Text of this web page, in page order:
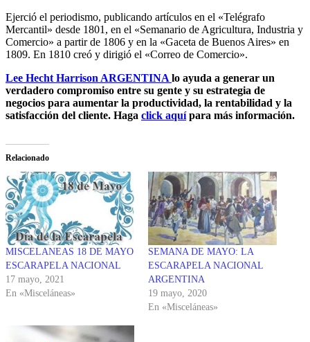
Ejerció el periodismo, publicando artículos en el «Telégrafo
Mercantil» desde 1801, en el «Semanario de Agricultura, Industria y
Comercio» a partir de 1806 y en la «Gaceta de Buenos Aires» en
1809. En 1810 creó y dirigió el «Correo de Comercio».
Lee Hecht Harrison ARGENTINA lo ayuda a generar un
verdadero compromiso entre su gente y su estrategia de
negocios para aumentar la productividad, la rentabilidad y la
satisfacción del cliente. Haga click aquípara más información.
Relacionado
MISCELANEAS 18 DE MAYO
ESCARAPELA NACIONAL
17 mayo, 2021
En «Misceláneas»
SEMANA DE MAYO: LA
ESCARAPELA NACIONAL
ARGENTINA
19 mayo, 2020
En «Misceláneas»